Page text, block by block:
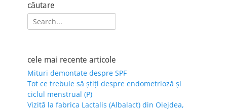
căutare
Search
for:
cele mai recente articole
Mituri demontate despre SPF
Tot ce trebuie să știți despre endometrioză și
ciclul menstrual (P)
Vizită la fabrica Lactalis (Albalact) din Oiejdea,